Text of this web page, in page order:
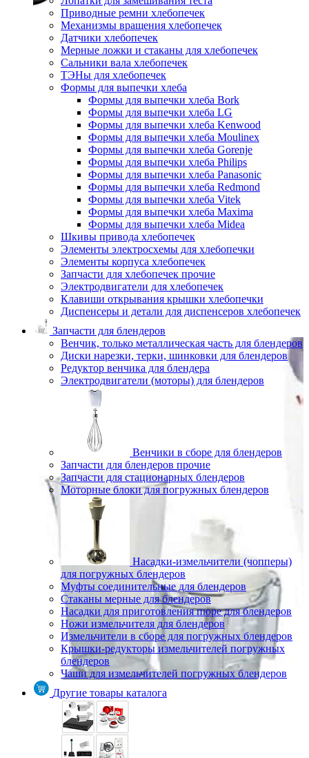
Приводные ремни хлебопечек
Механизмы вращения хлебопечек
Датчики хлебопечек
Мерные ложки и стаканы для хлебопечек
Сальники вала хлебопечек
ТЭНы для хлебопечек
Формы для выпечки хлеба
Формы для выпечки хлеба Bork
Формы для выпечки хлеба LG
Формы для выпечки хлеба Kenwood
Формы для выпечки хлеба Moulinex
Формы для выпечки хлеба Gorenje
Формы для выпечки хлеба Philips
Формы для выпечки хлеба Panasonic
Формы для выпечки хлеба Redmond
Формы для выпечки хлеба Vitek
Формы для выпечки хлеба Maxima
Формы для выпечки хлеба Midea
Шкивы привода хлебопечек
Элементы электросхемы для хлебопечки
Элементы корпуса хлебопечек
Запчасти для хлебопечек прочие
Электродвигатели для хлебопечек
Клавиши открывания крышки хлебопечки
Диспенсеры и детали для диспенсеров хлебопечек
Запчасти для блендеров
Венчик, только металлическая часть для блендеров
Диски нарезки, терки, шинковки для блендеров
Редуктор венчика для блендера
Электродвигатели (моторы) для блендеров
Венчики в сборе для блендеров
Запчасти для блендеров прочие
Запчасти для стационарных блендеров
Моторные блоки для погружных блендеров
Насадки-измельчители (чопперы)
для погружных блендеров
Муфты соединительные для блендеров
Стаканы мерные для блендеров
Насадки для приготовления пюре для блендеров
Ножи измельчителя для блендеров
Измельчители в сборе для погружных блендеров
Крышки-редукторы измельчителей погружных
блендеров
Чаши для измельчителей погружных блендеров
Другие товары каталога